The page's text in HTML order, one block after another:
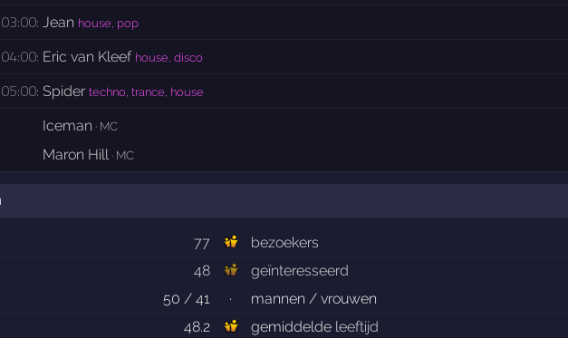
Jean house, pop
Eric van Kleef house, disco
Spider techno, trance, house
Iceman · MC
Maron Hill · MC
77
bezoekers
48
geïnteresseerd
50 / 41
·
mannen / vrouwen
48.2
gemiddelde leeftijd